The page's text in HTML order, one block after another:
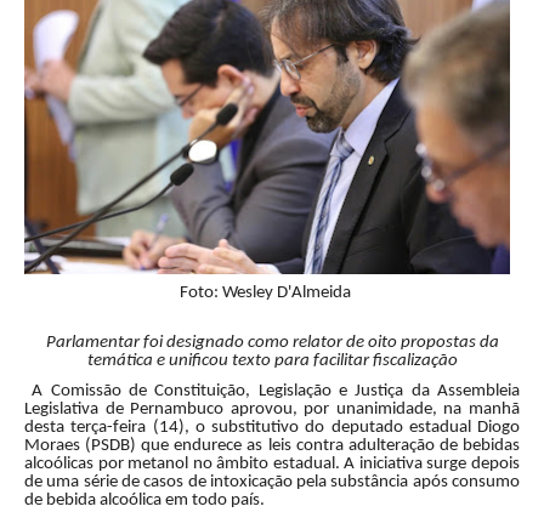
Foto: Wesley D'Almeida
Parlamentar foi designado como relator de oito propostas da
temática e unificou texto para facilitar fiscalização
A Comissão de Constituição, Legislação e Justiça da Assembleia
Legislativa de Pernambuco aprovou, por unanimidade, na manhã
desta terça-feira (14), o substitutivo do deputado estadual Diogo
Moraes (PSDB) que endurece as leis contra adulteração de bebidas
alcoólicas por metanol no âmbito estadual. A iniciativa surge depois
de uma série de casos de intoxicação pela substância após consumo
de bebida alcoólica em todo país.